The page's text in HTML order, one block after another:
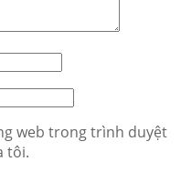
web trong trình duyệt
tôi.